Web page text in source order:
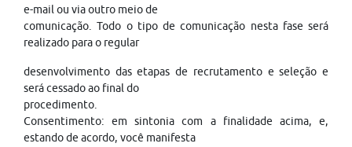
e-mail ou via outro meio de
comunicação. Todo o tipo de comunicação nesta fase será
realizado para o regular
desenvolvimento das etapas de recrutamento e seleção e
será cessado ao final do
procedimento.
Consentimento: em sintonia com a finalidade acima, e,
estando de acordo, você manifesta